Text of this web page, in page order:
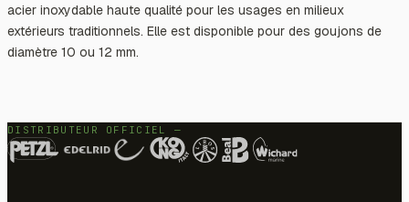
acier inoxydable haute qualité pour les usages en milieux
extérieurs traditionnels. Elle est disponible pour des goujons de
diamètre 10 ou 12 mm.
DISTRIBUTEUR OFFICIEL —